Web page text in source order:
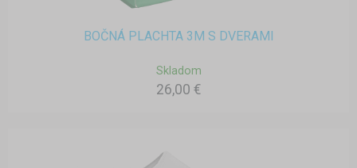
BOČNÁ PLACHTA 3M S DVERAMI
Skladom
26,00 €